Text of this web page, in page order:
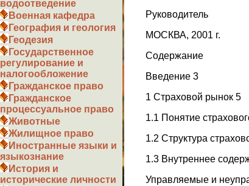
водоотведение
Военная кафедра
География и геология
Геодезия
Государственное
регулирование и
налогообложение
Гражданское право
Гражданское
процессуальное право
Животные
Жилищное право
Иностранные языки и
языкознание
История и
исторические личности
Руководитель
МОСКВА, 2001 г.
Содержание
Введение 3
1 Страховой рынок 5
1.1 Понятие
1.2 Структура
1.3 Внутреннее
Управляемые и